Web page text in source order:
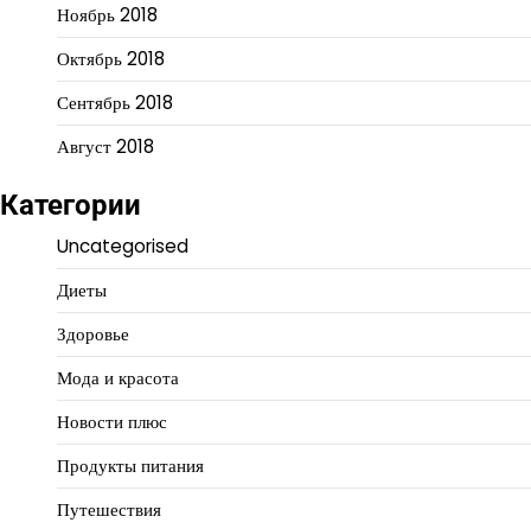
Ноябрь 2018
Октябрь 2018
Сентябрь 2018
Август 2018
Категории
Uncategorised
Диеты
Здоровье
Мода и красота
Новости плюс
Продукты питания
Путешествия